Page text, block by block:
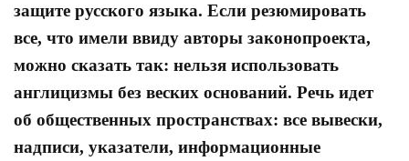
защите русского языка. Если резюмировать
все, что имели ввиду авторы законопроекта,
можно сказать так: нельзя использовать
англицизмы без веских оснований. Речь идет
об общественных пространствах: все вывески,
надписи, указатели, информационные